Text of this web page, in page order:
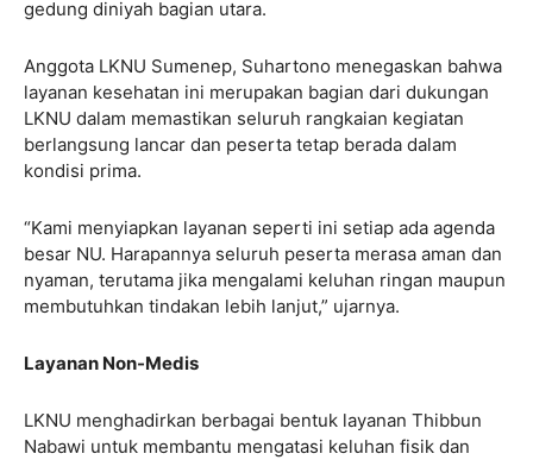
gedung diniyah bagian utara.
Anggota LKNU Sumenep, Suhartono menegaskan bahwa
layanan kesehatan ini merupakan bagian dari dukungan
LKNU dalam memastikan seluruh rangkaian kegiatan
berlangsung lancar dan peserta tetap berada dalam
kondisi prima.
“Kami menyiapkan layanan seperti ini setiap ada agenda
besar NU. Harapannya seluruh peserta merasa aman dan
nyaman, terutama jika mengalami keluhan ringan maupun
membutuhkan tindakan lebih lanjut,” ujarnya.
Layanan Non-Medis
LKNU menghadirkan berbagai bentuk layanan Thibbun
Nabawi untuk membantu mengatasi keluhan fisik dan